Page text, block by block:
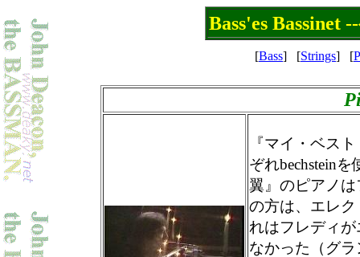
Bass'es Bassinet
[Bass] [Strings] [
『マイ・ベス
ぞれbechstein
翼』のピアノ
の方は、エレ
れはフレディ
なかった（グ